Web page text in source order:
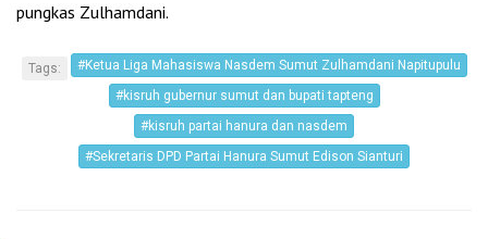
pungkas Zulhamdani.
Tags:
#Ketua Liga Mahasiswa Nasdem Sumut Zulhamdani Napitupulu
#kisruh gubernur sumut dan bupati tapteng
#kisruh partai hanura dan nasdem
#Sekretaris DPD Partai Hanura Sumut Edison Sianturi